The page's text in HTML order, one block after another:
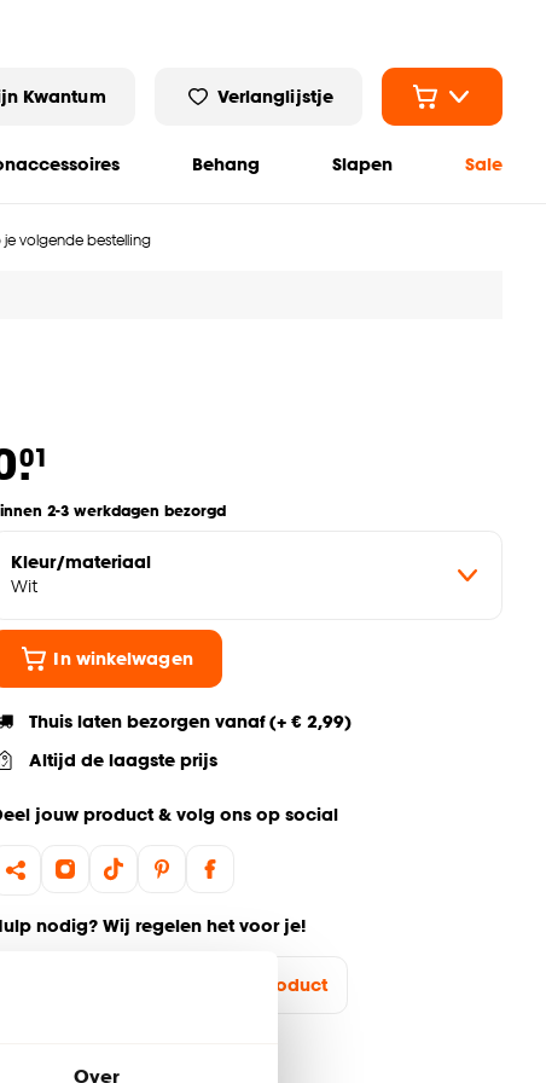
Over
Kwantum Verlanglijstje
Behang Slapen Sale
volgende bestelling
01
2-3 werkdagen bezorgd
Kleur/materiaal
Wit
In winkelwagen
Thuis laten bezorgen vanaf (+ € 2,99)
Altijd de laagste prijs
jouw product & volg ons op social
nodig? Wij regelen het voor je!
Ga terug naar het hoofdproduct